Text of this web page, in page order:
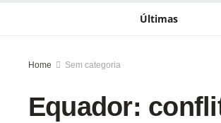
Últimas
Home Sem categoria
Equador: